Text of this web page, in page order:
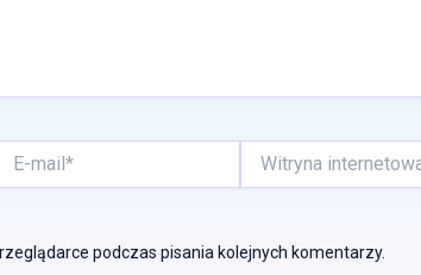
mail*
internetowa
podczas pisania kolejnych komentarzy.